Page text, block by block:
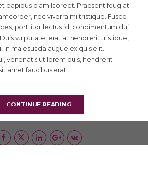
dapibus diam laoreet. Praesent feugiat
nec viverra mi tristique. Fusce
porttitor lectus id, condimentum dui.
vulputate, erat at hendrerit tristique,
in malesuada augue ex quis elit.
venenatis ut lorem quis, hendrerit
amet faucibus erat.
CONTINUE READING